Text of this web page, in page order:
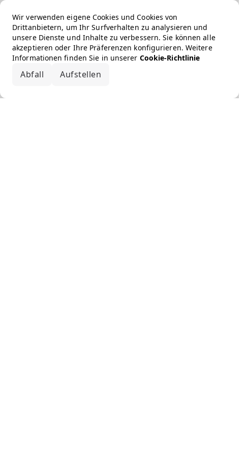
Wir verwenden eigene Cookies und Cookies von
Drittanbietern, um Ihr Surfverhalten zu analysieren und
unsere Dienste und Inhalte zu verbessern. Sie können alle
akzeptieren oder Ihre Präferenzen konfigurieren. Weitere
Informationen finden Sie in unserer Cookie-Richtlinie
Abfall Aufstellen